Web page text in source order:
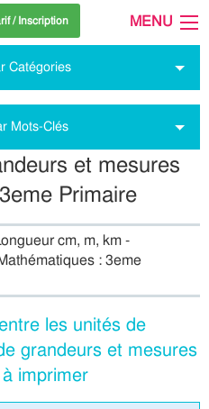
/ Inscription MENU
Catégories
Mots-Clés
et mesures
Primaire
cm, m, km -
: 3eme
les unités de
grandeurs et mesures
imprimer